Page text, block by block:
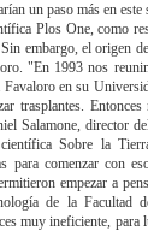
un paso más en
Plos One, como
embargo, el origen
"En 1993 nos
en su
trasplantes.
Salamone, director
Sobre la
para comenzar con
empezar a
de la Facultad
muy ineficiente,